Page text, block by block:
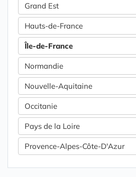
Grand Est
Hauts-de-France
Île-de-France
Normandie
Nouvelle-Aquitaine
Occitanie
Pays de la Loire
Provence-Alpes-Côte-D'Azur